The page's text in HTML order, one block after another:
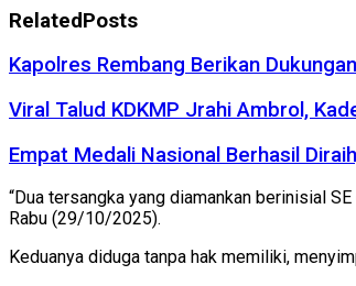
RelatedPosts
Kapolres Rembang Berikan
Viral Talud KDKMP Jrahi Ambrol,
Empat Medali Nasional Berhasil
“Dua tersangka yang diamankan berinisial
Rabu (29/10/2025).
Keduanya diduga tanpa hak memiliki,